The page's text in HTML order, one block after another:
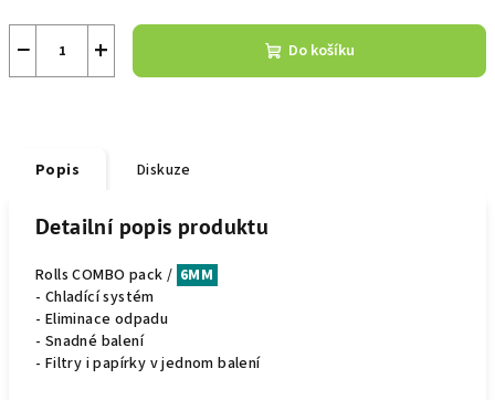
+
− Do košíku
Popis Diskuze
Detailní popis produktu
Rolls COMBO pack / 6MM
- Chladící systém
- Eliminace odpadu
- Snadné balení
- Filtry i papírky v jednom balení